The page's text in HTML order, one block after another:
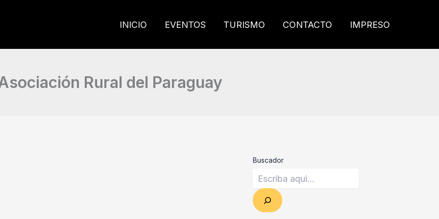
INICIO EVENTOS TURISMO CONTACTO IMPRESO
Rural del Paraguay
Buscador